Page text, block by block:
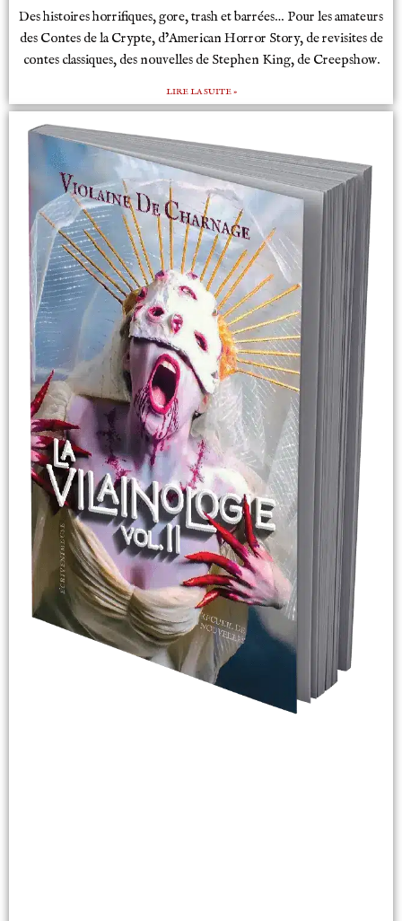
Des histoires horrifiques, gore, trash et barrées… Pour les amateurs
des Contes de la Crypte, d’American Horror Story, de revisites de
contes classiques, des nouvelles de Stephen King, de Creepshow.
LIRE LA SUITE »